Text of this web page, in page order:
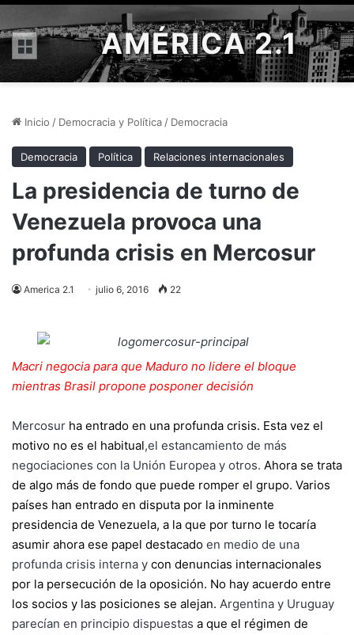
Menú AMÉRICA 2.1
Inicio / Democracia y Política / Democracia
Democracia Política Relaciones internacionales
La presidencia de turno de
Venezuela provoca una
profunda crisis en Mercosur
America 2.1 julio 6, 2016 22
Macri negocia para que Maduro no lidere el bloque
mientras Brasil propone posponer decisión
Mercosur ha entrado en una profunda crisis. Esta vez el
motivo no es el habitual,el estancamiento de más
negociaciones con la Unión Europea y otros. Ahora se trata
de algo más de fondo que puede romper el grupo. Varios
países han entrado en disputa por la inminente
presidencia de Venezuela, a la que por turno le tocaría
asumir ahora ese papel destacado en medio de una
profunda crisis interna y con denuncias internacionales
por la persecución de la oposición. No hay acuerdo entre
los socios y las posiciones se alejan. Argentina y Uruguay
parecían en principio dispuestas a que el régimen de